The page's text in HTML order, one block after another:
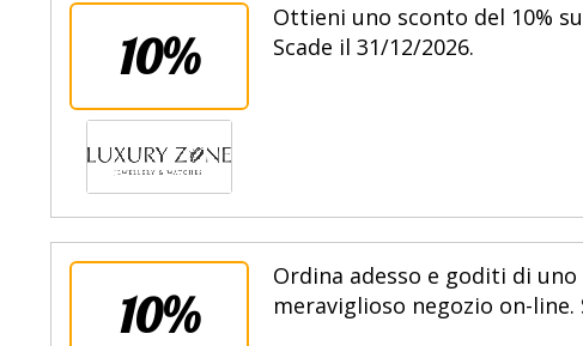
10%
Ottieni uno sconto del 10%
Scade il 31/12/2026.
10%
Ordina adesso e goditi di
meraviglioso negozio on-line.